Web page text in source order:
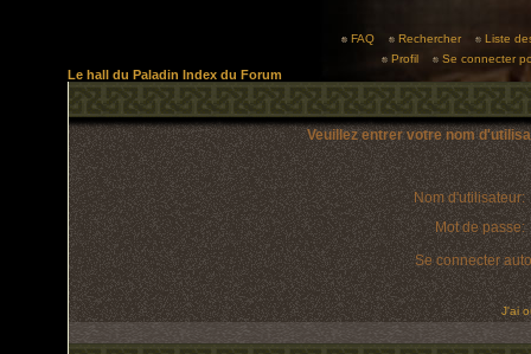
FAQ Rechercher
Liste
Profil
Se connecter
Le hall du Paladin Index du Forum
Veuillez entrer votre nom
Nom d'utilisateur:
Mot de passe:
Se connecter
J'ai